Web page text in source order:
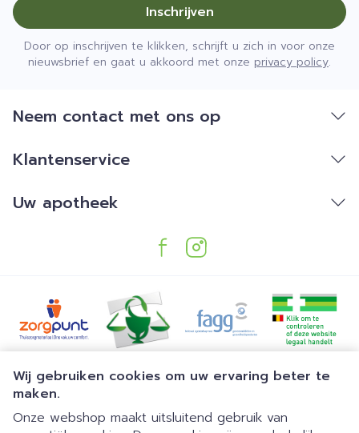
Wij gebruiken cookies om uw ervaring beter te
maken.
Onze webshop maakt uitsluitend gebruik van
Inschrijven
Door op inschrijven te klikken, schrijft u zich in voor onze
nieuwsbrief en gaat u akkoord met onze privacy policy.
Neem contact met ons op
Klantenservice
Uw apotheek
Juridische links